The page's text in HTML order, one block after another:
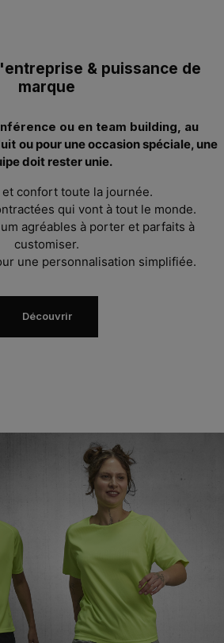
& puissance de
marque
ou en team building, au
ou pour une occasion spéciale, une
doit rester unie.
et confort toute la journée.
qui vont à tout le monde.
agréables à porter et parfaits à
customiser.
une personnalisation simplifiée.
Découvrir